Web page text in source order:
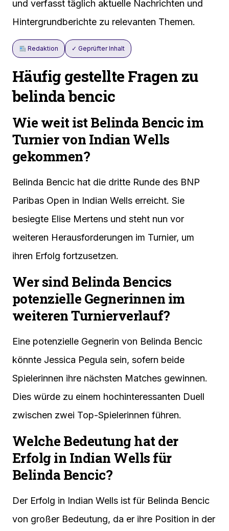
und verfasst täglich aktuelle Nachrichten und
Hintergrundberichte zu relevanten Themen.
Redaktion ✓ Geprüfter Inhalt
Häufig gestellte Fragen zu
belinda bencic
Wie weit ist Belinda Bencic im
Turnier von Indian Wells
gekommen?
Belinda Bencic hat die dritte Runde des BNP
Paribas Open in Indian Wells erreicht. Sie
besiegte Elise Mertens und steht nun vor
weiteren Herausforderungen im Turnier, um
ihren Erfolg fortzusetzen.
Wer sind Belinda Bencics
potenzielle Gegnerinnen im
weiteren Turnierverlauf?
Eine potenzielle Gegnerin von Belinda Bencic
könnte Jessica Pegula sein, sofern beide
Spielerinnen ihre nächsten Matches gewinnen.
Dies würde zu einem hochinteressanten Duell
zwischen zwei Top-Spielerinnen führen.
Welche Bedeutung hat der
Erfolg in Indian Wells für
Belinda Bencic?
Der Erfolg in Indian Wells ist für Belinda Bencic
von großer Bedeutung, da er ihre Position in der